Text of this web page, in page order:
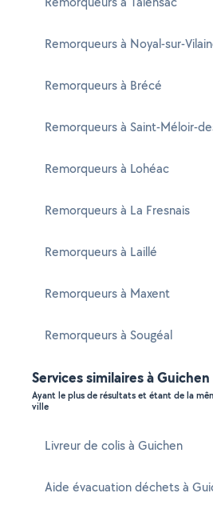
Remorqueurs à Noyal-sur-
Remorqueurs à Brécé
Remorqueurs à Saint-Méloir-
Remorqueurs à Lohéac
Remorqueurs à La Fresnais
Remorqueurs à Laillé
Remorqueurs à Maxent
Remorqueurs à Sougéal
Services similaires à Guichen
Ayant le plus de résultats et étant de la
ville
Livreur de colis à Guichen
Aide évacuation déchets à